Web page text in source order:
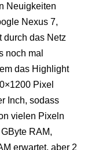
Neuigkeiten
Nexus 7,
durch das Netz
noch mal
das Highlight
Pixel
Inch, sodass
vielen Pixeln
RAM,
erwartet, aber 2